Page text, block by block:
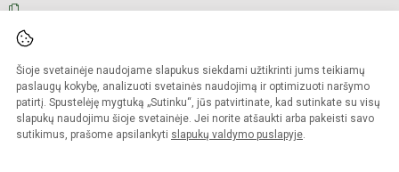
Šioje svetainėje naudojame slapukus siekdami užtikrinti jums teikiamų
paslaugų kokybę, analizuoti svetainės naudojimą ir optimizuoti naršymo
patirtį. Spustelėję mygtuką „Sutinku“, jūs patvirtinate, kad sutinkate su visų
slapukų naudojimu šioje svetainėje. Jei norite atšaukti arba pakeisti savo
sutikimus, prašome apsilankyti slapukų valdymo puslapyje.
Kopijuoti turinį be raštiško gimnazijos administracijos sutikimo griežtai
draudžiama.
Prieinamumo paraiška Slapukų valdymas
Sumanus būdas atnaujinti